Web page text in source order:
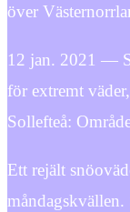
över
12 jan. 2021 —
för extremt
Sollefteå:
Ett rejält